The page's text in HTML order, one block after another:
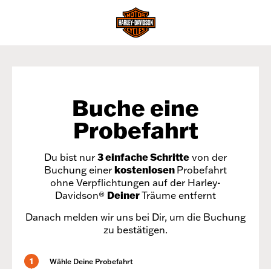
Buche eine
Probefahrt
Du bist nur3 einfache Schrittevon der
Buchung einerkostenlosenProbefahrt
ohne Verpflichtungen auf der Harley-
Davidson® DeinerTräume entfernt
Danach melden wir uns bei Dir, um die Buchung
zu bestätigen.
1 Wähle Deine Probefahrt